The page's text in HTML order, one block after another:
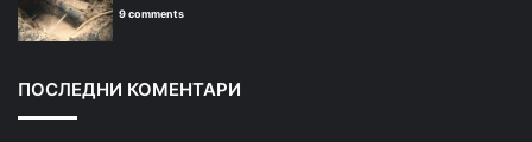
9 comments
ПОСЛЕДНИ КОМЕНТАРИ